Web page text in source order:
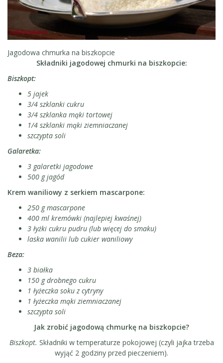
Jagodowa chmurka na biszkopcie
Składniki jagodowej chmurki na biszkopcie:
Biszkopt:
5 jajek
3/4 szklanki cukru
3/4 szklanka mąki tortowej
1/4 szklanki mąki ziemniaczanej
szczypta soli
Galaretka:
3 galaretki jagodowe
500 g jagód
Krem waniliowy z serkiem mascarpone:
250 g mascarpone
400 ml kremówki (najlepiej kwaśnej)
3 łyżki cukru pudru (lub więcej do smaku)
laska wanilii lub cukier waniliowy
Beza:
3 białka
150 g drobnego cukru
1 łyżeczka soku z cytryny
1 łyżeczka mąki ziemniaczanej
szczypta soli
Jak zrobić jagodową chmurkę na biszkopcie?
Biszkopt. Składniki w temperaturze pokojowej (czyli jajka trzeba
wyjąć 2 godziny przed pieczeniem).